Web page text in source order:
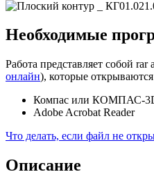
Необходимые
Работа представляет собой
онлайн), которые
Компас или КОМПАС-3D
Adobe Acrobat Reader
Что делать, если файл не
Описание